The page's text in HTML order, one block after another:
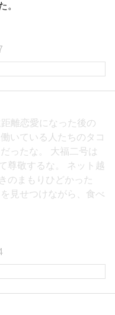
。
離恋愛になった後の
いている人たちのタコ
ったな。 大福二号は
尊敬するな。 ネット越
のまもりひどかった
見せつけながら、食べ